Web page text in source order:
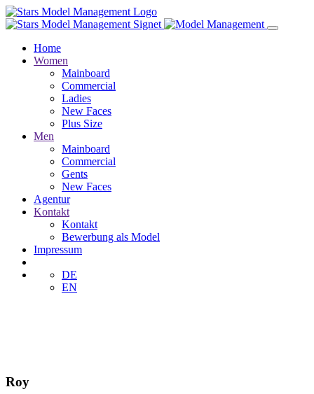
Home
Women
Mainboard
Commercial
Ladies
New Faces
Plus Size
Men
Mainboard
Commercial
Gents
New Faces
Agentur
Kontakt
Kontakt
Bewerbung als Model
Impressum
DE
EN
Roy